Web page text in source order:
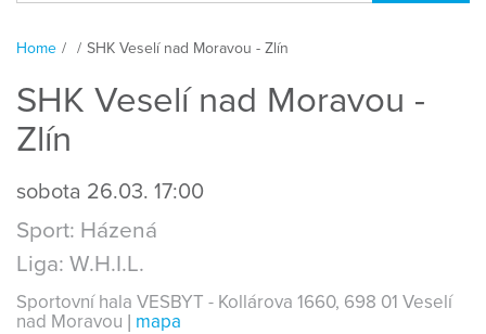
Home / / SHK Veselí nad Moravou - Zlín
SHK Veselí nad Moravou -
Zlín
sobota 26.03. 17:00
Sport: Házená
Liga: W.H.I.L.
Sportovní hala VESBYT - Kollárova 1660, 698 01 Veselí
nad Moravou | mapa